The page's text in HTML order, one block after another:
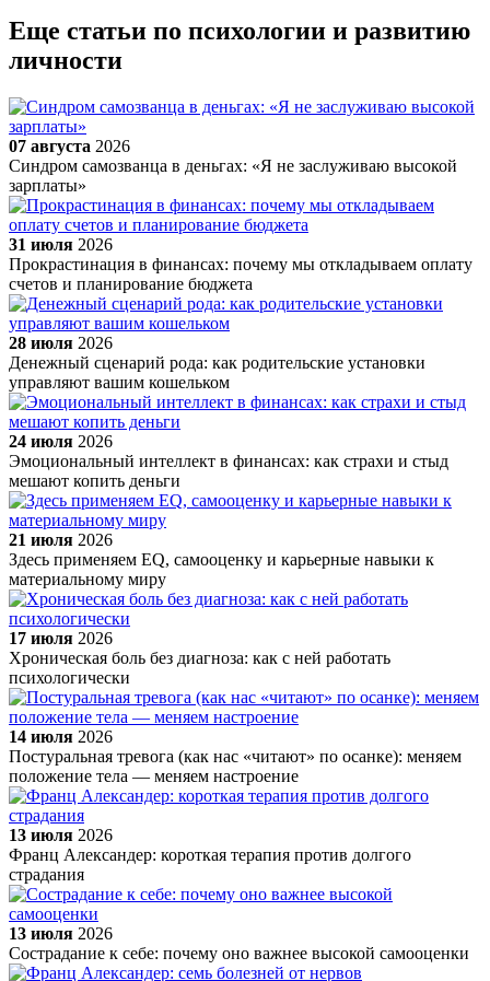
Еще статьи по психологии и развитию
личности
07 августа 2026
Синдром самозванца в деньгах: «Я не заслуживаю высокой
зарплаты»
31 июля 2026
Прокрастинация в финансах: почему мы откладываем оплату
счетов и планирование бюджета
28 июля 2026
Денежный сценарий рода: как родительские установки
управляют вашим кошельком
24 июля 2026
Эмоциональный интеллект в финансах: как страхи и стыд
мешают копить деньги
21 июля 2026
Здесь применяем EQ, самооценку и карьерные навыки к
материальному миру
17 июля 2026
Хроническая боль без диагноза: как с ней работать
психологически
14 июля 2026
Постуральная тревога (как нас «читают» по осанке): меняем
положение тела — меняем настроение
13 июля 2026
Франц Александер: короткая терапия против долгого
страдания
13 июля 2026
Сострадание к себе: почему оно важнее высокой самооценки